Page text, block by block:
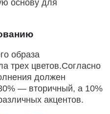
основу для
образа
трех цветов.Согласно
должен
— вторичный, а 10%
акцентов.